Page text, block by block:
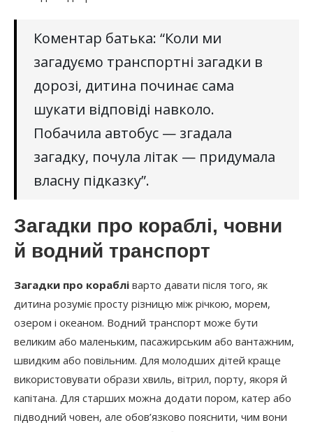
Коментар батька: “Коли ми
загадуємо транспортні загадки в
дорозі, дитина починає сама
шукати відповіді навколо.
Побачила автобус — згадала
загадку, почула літак — придумала
власну підказку”.
Загадки про кораблі, човни
й водний транспорт
Загадки про кораблі варто давати після того, як
дитина розуміє просту різницю між річкою, морем,
озером і океаном. Водний транспорт може бути
великим або маленьким, пасажирським або вантажним,
швидким або повільним. Для молодших дітей краще
використовувати образи хвиль, вітрил, порту, якоря й
капітана. Для старших можна додати пором, катер або
підводний човен, але обов’язково пояснити, чим вони